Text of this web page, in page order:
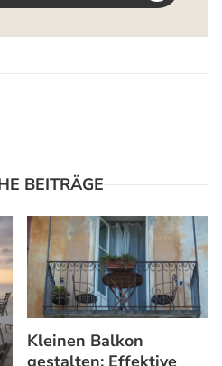
BEITRÄGE
Kleinen Balkon
gestalten: Effektive